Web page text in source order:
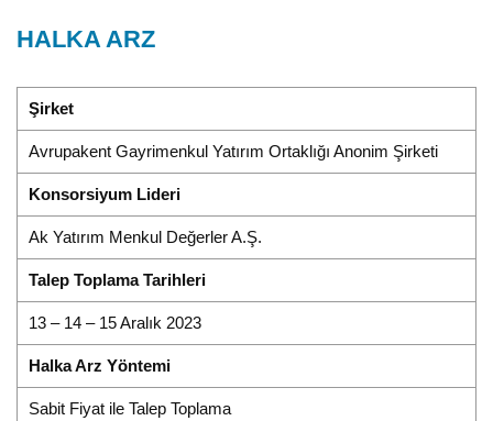
HALKA ARZ
Şirket
Avrupakent Gayrimenkul Yatırım Ortaklığı Anonim Şirketi
Konsorsiyum Lideri
Ak Yatırım Menkul Değerler A.Ş.
Talep Toplama Tarihleri
13 – 14 – 15 Aralık 2023
Halka Arz Yöntemi
Sabit Fiyat ile Talep Toplama